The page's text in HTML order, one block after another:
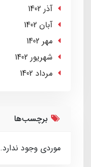
آذر 1402
آبان 1402
مهر 1402
شهریور 1402
مرداد 1402
برچسب‌ها
موردی وجود ندارد.